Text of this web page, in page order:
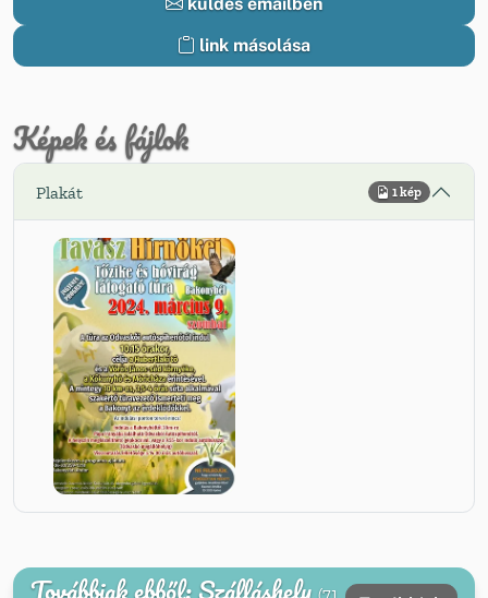
link másolása
Képek és fájlok
Plakát 1 kép